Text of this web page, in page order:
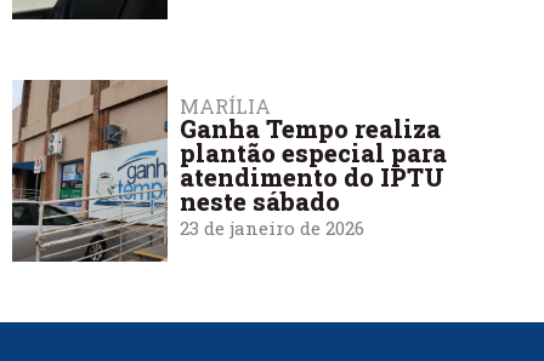
MARÍLIA
Ganha Tempo realiza
plantão especial para
atendimento do IPTU
neste sábado
23 de janeiro de 2026